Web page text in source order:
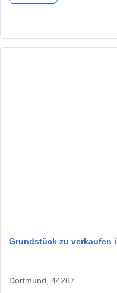
Grundstück zu verkaufen
Dortmund, 44267